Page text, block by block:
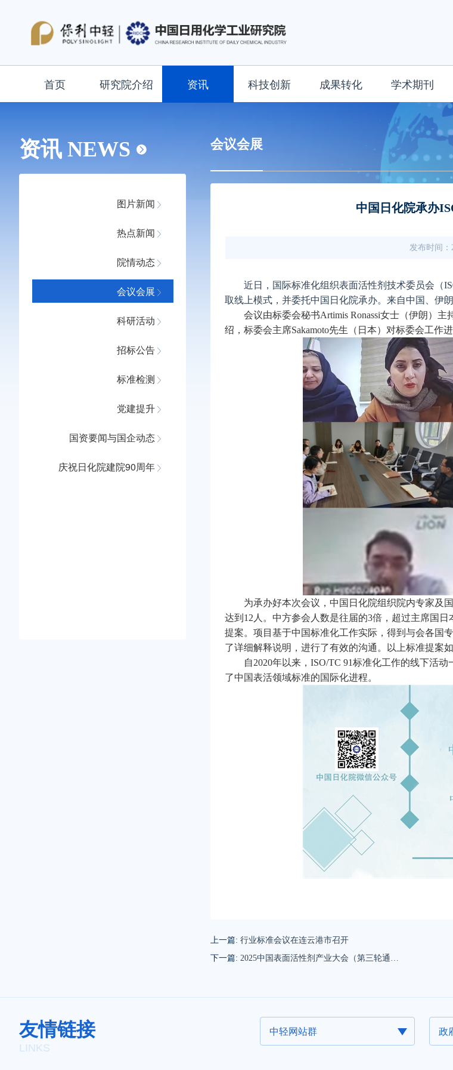
首页 研究院介绍 资讯 科技创新 成果转化 学术期刊
资讯 NEWS
图片新闻
热点新闻
院情动态
会议会展
科研活动
招标公告
标准检测
党建提升
国资要闻与国企动态
庆祝日化院建院90周年
会议会展
中国日化院承办
发布时间：
近日，国际标准化组织表面活性剂技术委员会（
取线上模式，并委托中国日化院承办。来自中国、伊
会议由标委会秘书Artimis Ronassi女士（伊朗）主
绍，标委会主席Sakamoto先生（日本）对标委会工作进
为承办好本次会议，中国日化院组织院内专家及
达到12人。中方参会人数是往届的3倍，超过主席国
提案。项目基于中国标准化工作实际，得到与会各国
了详细解释说明，进行了有效的沟通。以上标准提案
自2020年以来，ISO/TC 91标准化工作的线下活
了中国表活领域标准的国际化进程。
上一篇: 行业标准会议在连云港市召开
下一篇: 2025中国表面活性剂产业大会（第三轮通…
友情链接
LINKS